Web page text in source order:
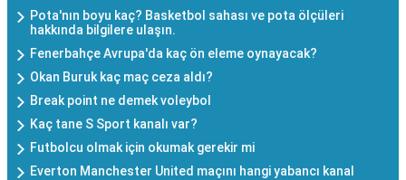
Pota'nın boyu kaç? Basketbol sahası ve pota ölçüleri
hakkında bilgilere ulaşın.
Fenerbahçe Avrupa'da kaç ön eleme oynayacak?
Okan Buruk kaç maç ceza aldı?
Break point ne demek voleybol
Kaç tane S Sport kanalı var?
Futbolcu olmak için okumak gerekir mi
Everton Manchester United maçını hangi yabancı kanal